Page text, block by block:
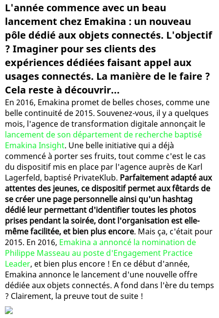
L'année commence avec un beau
lancement chez Emakina : un nouveau
pôle dédié aux objets connectés. L'objectif
? Imaginer pour ses clients des
expériences dédiées faisant appel aux
usages connectés. La manière de le faire ?
Cela reste à découvrir...
En 2016, Emakina promet de belles choses, comme une
belle continuité de 2015. Souvenez-vous, il y a quelques
mois, l'agence de transformation digitale annonçait le
lancement de son département de recherche baptisé
Emakina Insight. Une belle initiative qui a déjà
commencé à porter ses fruits, tout comme c'est le cas
du dispositif mis en place par l'agence auprès de Karl
Lagerfeld, baptisé PrivateKlub. Parfaitement adapté aux
attentes des jeunes, ce dispositif permet aux fêtards de
se créer une page personnelle ainsi qu'un hashtag
dédié leur permettant d'identifier toutes les photos
prises pendant la soirée, dont l'organisation est elle-
même facilitée, et bien plus encore. Mais ça, c'était pour
2015. En 2016, Emakina a annoncé la nomination de
Philippe Masseau au poste d'Engagement Practice
Leader, et bien plus encore ! En ce début d'année,
Emakina annonce le lancement d'une nouvelle offre
dédiée aux objets connectés. A fond dans l'ère du temps
? Clairement, la preuve tout de suite !